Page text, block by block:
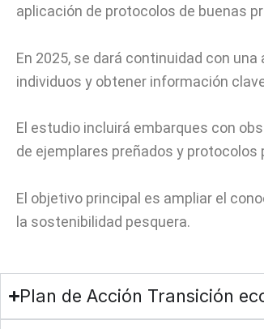
aplicación de protocolos de buenas
En 2025, se dará continuidad con
individuos y obtener información
El estudio incluirá embarques con
de ejemplares preñados y
El objetivo principal es ampliar el
la sostenibilidad pesquera.
Plan de Acción Transición